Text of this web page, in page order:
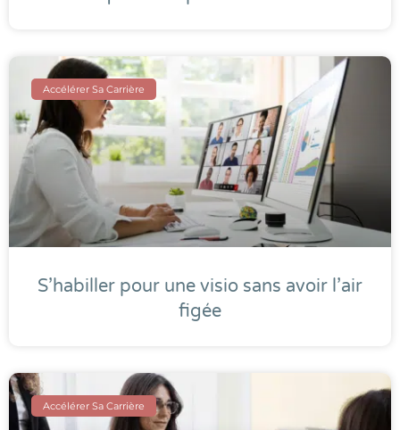
Accélérer Sa Carrière
S’habiller pour une visio sans avoir l’air
figée
Accélérer Sa Carrière